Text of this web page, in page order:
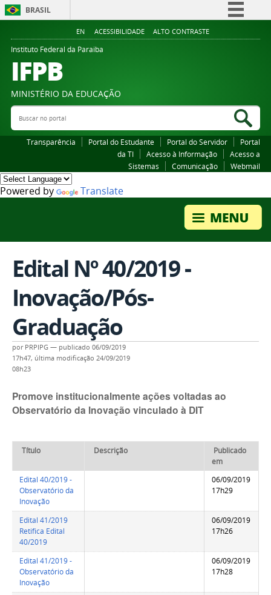
BRASIL
Simplifique!
Legislação
EN ACESSIBILIDADE ALTO CONTRASTE
Instituto Federal da Paraiba
IFPB
MINISTÉRIO DA EDUCAÇÃO
Buscar no portal
Transparência Portal do Estudante Portal do Servidor
Portal
da TI
Acesso à Informação
Acesso a
Sistemas
Comunicação Webmail
Powered by Translate
Edital Nº 40/2019 -
Inovação/Pós-
Graduação
por PRPIPG — publicado 06/09/2019
17h47, última modificação 24/09/2019
08h23
Promove institucionalmente ações voltadas ao
Observatório da Inovação vinculado à DIT
Título Descrição
Publicado
em
Edital 40/2019 -
Observatório da
Inovação
06/09/2019
17h29
Edital 41/2019
Retifica Edital
40/2019
06/09/2019
17h26
Edital 41/2019 -
Observatório da
Inovação
06/09/2019
17h28